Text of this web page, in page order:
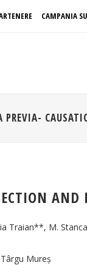
CAMPANIA
PREVIA-
Traian**, M.
Mureş